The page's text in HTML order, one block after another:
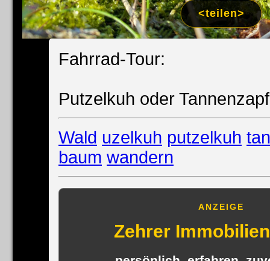
<teilen>
Fahrrad-Tour:
Putzelkuh oder
Wald uzelkuh putzelkuh
baum wandern
ANZEIGE
Zehrer